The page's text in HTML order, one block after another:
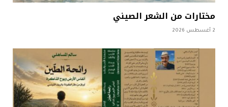
مختارات من الشعر الصيني
2 أغسطس 2026